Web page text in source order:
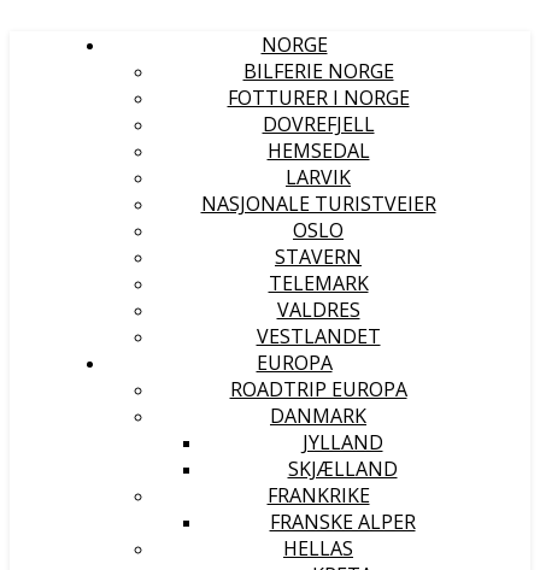
NORGE
BILFERIE NORGE
FOTTURER I NORGE
DOVREFJELL
HEMSEDAL
LARVIK
NASJONALE TURISTVEIER
OSLO
STAVERN
TELEMARK
VALDRES
VESTLANDET
EUROPA
ROADTRIP EUROPA
DANMARK
JYLLAND
SKJÆLLAND
FRANKRIKE
FRANSKE ALPER
HELLAS